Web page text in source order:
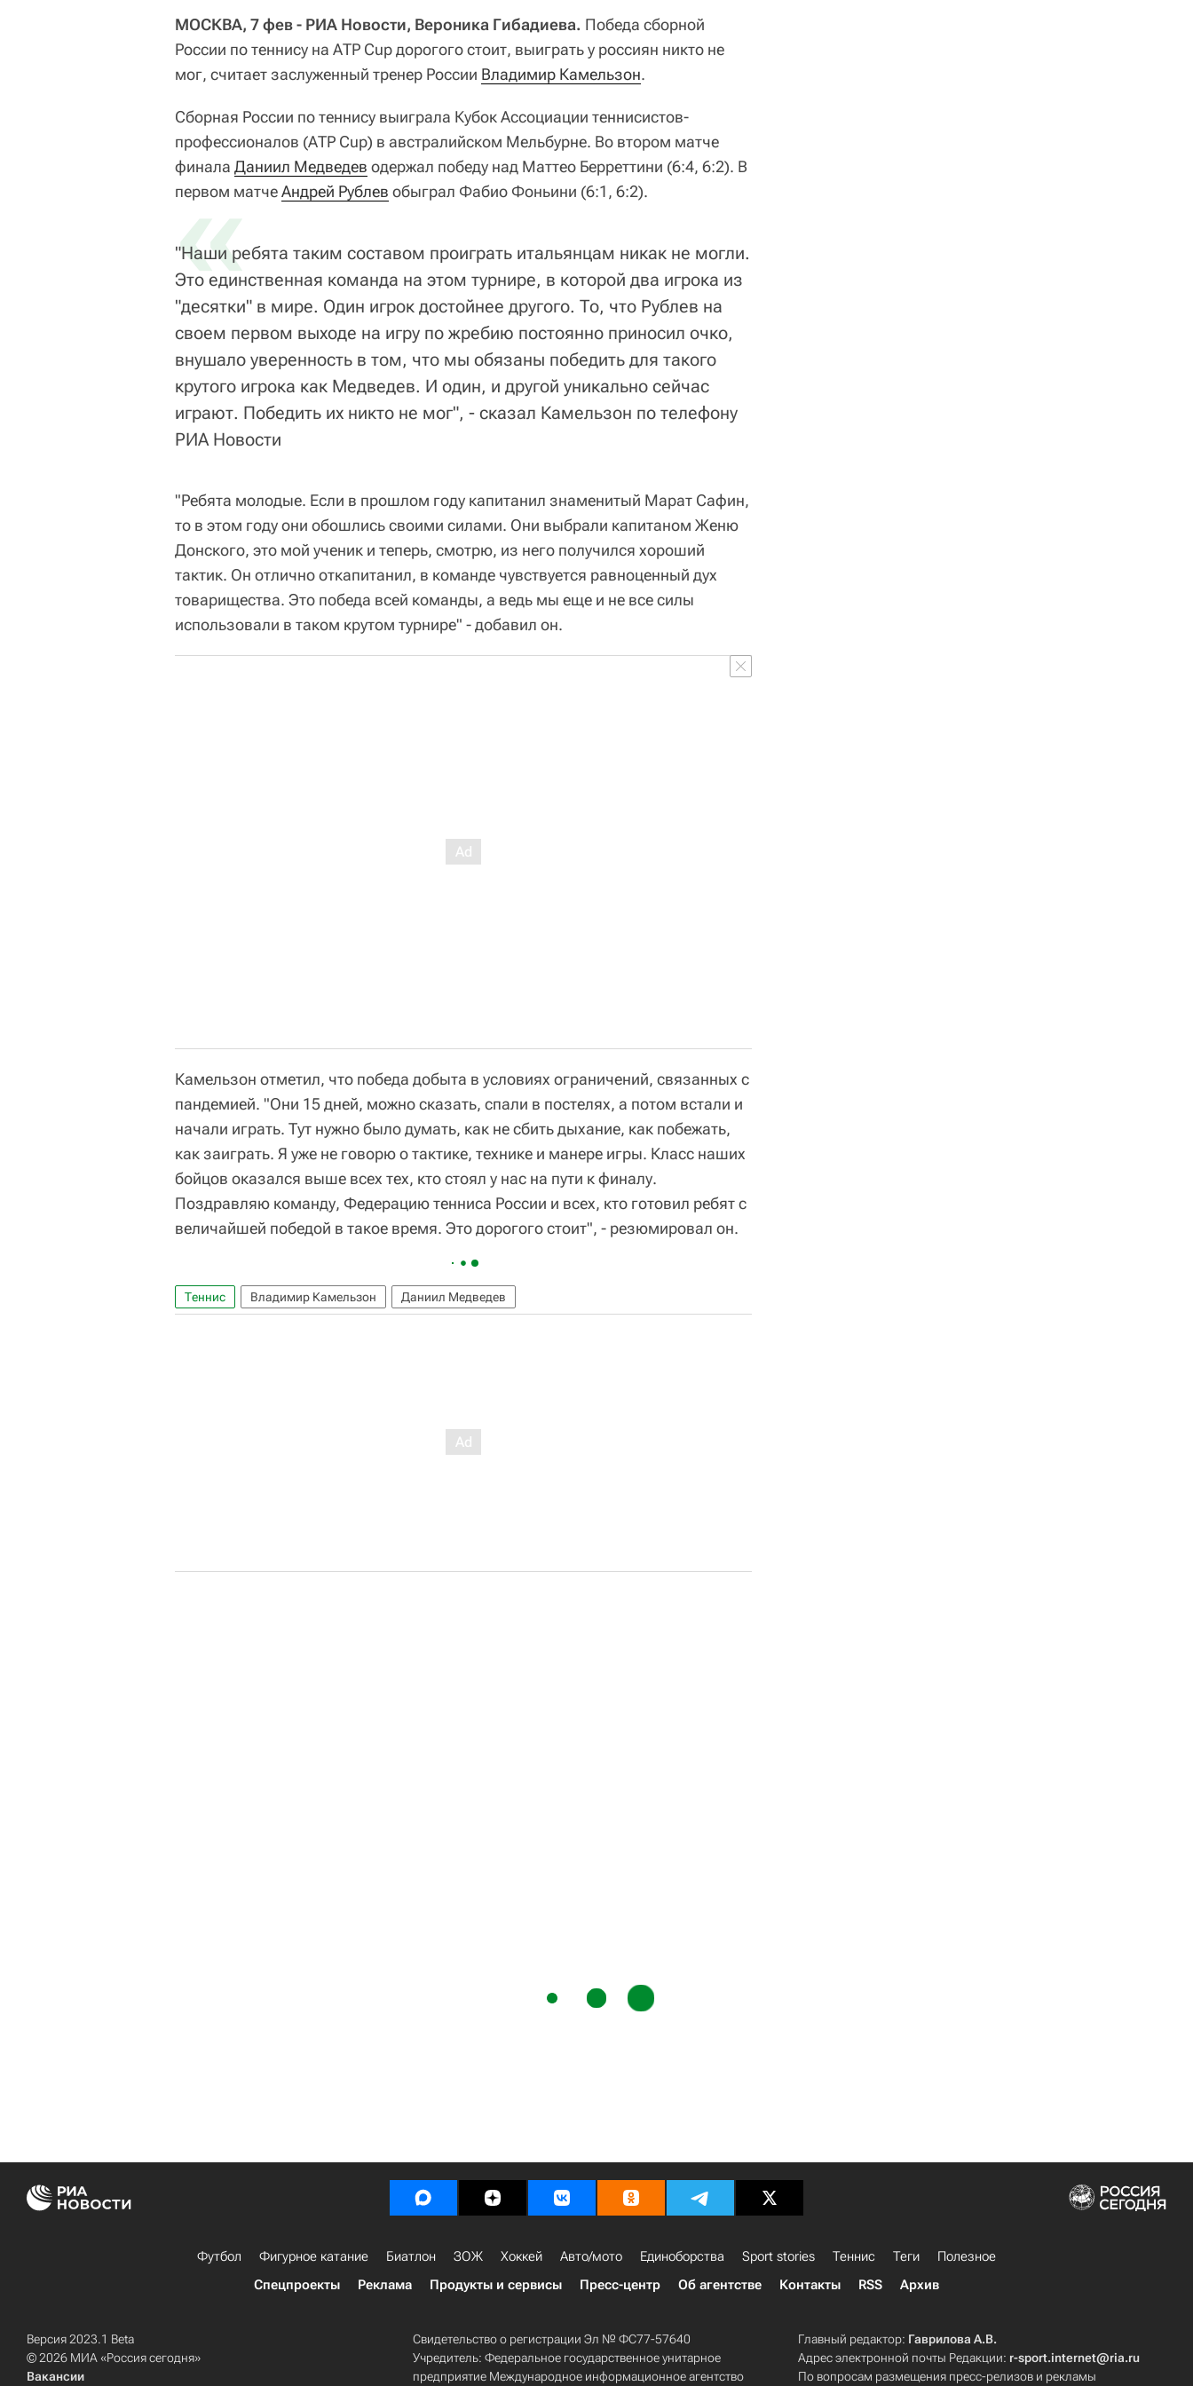
МОСКВА, 7 фев - РИА Новости, Вероника Гибадиева. Победа сборной
России по теннису на АТР Cup дорогого стоит, выиграть у россиян никто не
мог, считает заслуженный тренер России Владимир Камельзон.
Сборная России по теннису выиграла Кубок Ассоциации теннисистов-
профессионалов (АТР Cup) в австралийском Мельбурне. Во втором матче
финала Даниил Медведев одержал победу над Маттео Берреттини (6:4, 6:2). В
первом матчеАндрей Рублев обыграл Фабио Фоньини (6:1, 6:2).
«
"Наши ребята таким составом проиграть итальянцам никак не могли.
Это единственная команда на этом турнире, в которой два игрока из
"десятки" в мире. Один игрок достойнее другого. То, что Рублев на
своем первом выходе на игру по жребию постоянно приносил очко,
внушало уверенность в том, что мы обязаны победить для такого
крутого игрока как Медведев. И один, и другой уникально сейчас
играют. Победить их никто не мог", - сказал Камельзон по телефону
РИА Новости
"Ребята молодые. Если в прошлом году капитанил знаменитый Марат Сафин,
то в этом году они обошлись своими силами. Они выбрали капитаном Женю
Донского, это мой ученик и теперь, смотрю, из него получился хороший
тактик. Он отлично откапитанил, в команде чувствуется равноценный дух
товарищества. Это победа всей команды, а ведь мы еще и не все силы
использовали в таком крутом турнире" - добавил он.
Камельзон отметил, что победа добыта в условиях ограничений, связанных с
пандемией. "Они 15 дней, можно сказать, спали в постелях, а потом встали и
начали играть. Тут нужно было думать, как не сбить дыхание, как побежать,
как заиграть. Я уже не говорю о тактике, технике и манере игры. Класс наших
бойцов оказался выше всех тех, кто стоял у нас на пути к финалу.
Поздравляю команду, Федерацию тенниса России и всех, кто готовил ребят с
величайшей победой в такое время. Это дорогого стоит", - резюмировал он.
Теннис Владимир Камельзон Даниил Медведев
Футбол Фигурное катание Биатлон ЗОЖ Хоккей Авто/мото Единоборства Sport stories Теннис Теги
Полезное
Спецпроекты
Реклама Продукты и сервисы Пресс-центр Об агентстве Контакты RSS Архив
Версия 2023.1 Beta
© 2026 МИА «Россия сегодня»
Вакансии
Свидетельство о регистрации Эл № ФС77-57640
Учредитель: Федеральное государственное унитарное
предприятие Международное информационное агентство
Главный редактор: Гаврилова А.В.
Адрес электронной почты Редакции: r-sport.internet@ria.ru
По вопросам размещения пресс-релизов и рекламы